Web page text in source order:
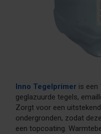
Inno Tegelprimer is een
geglazuurde tegels,
Zorgt voor een
ondergronden, zodat
een topcoating.